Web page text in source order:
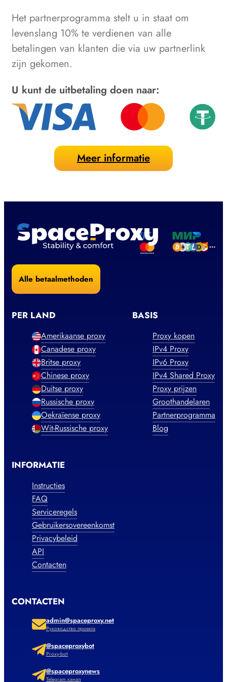
Het partnerprogramma stelt u in staat om
levenslang 10% te verdienen van alle
betalingen van klanten die via uw partnerlink
zijn gekomen.
U kunt de uitbetaling doen naar:
Meer informatie
Alle betaalmethoden
PER LAND
Amerikaanse proxy
Canadese proxy
Britse proxy
Chinese proxy
Duitse proxy
Russische proxy
Oekraïense proxy
Wit-Russische proxy
BASIS
Proxy kopen
IPv4 Proxy
IPv6 Proxy
IPv4 Shared Proxy
Proxy prijzen
Groothandelaren
Partnerprogramma
Blog
INFORMATIE
Instructies
FAQ
Serviceregels
Gebruikersovereenkomst
Privacybeleid
API
Contacten
CONTACTEN
admin@spaceproxy.net
Руководство проекта
@spaceproxybot
Proxy-bot
@spaceproxynews
Telegram канал